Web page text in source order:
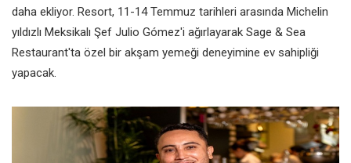
daha ekliyor. Resort, 11-14 Temmuz tarihleri arasında Michelin
yıldızlı Meksikalı Şef Julio Gómez'i ağırlayarak Sage & Sea
Restaurant'ta özel bir akşam yemeği deneyimine ev sahipliği
yapacak.